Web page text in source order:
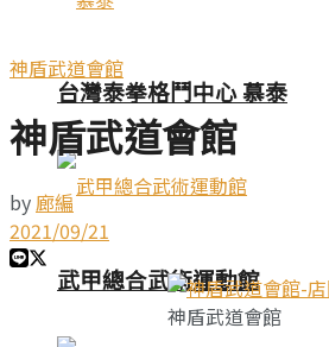
台灣泰拳格鬥中心 慕泰
武甲總合武術運動館
神盾武道會館
神盾武道會館
by廊編
2021/09/21
神盾武道會館